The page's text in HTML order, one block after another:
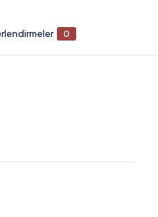
0
ilk kişi siz